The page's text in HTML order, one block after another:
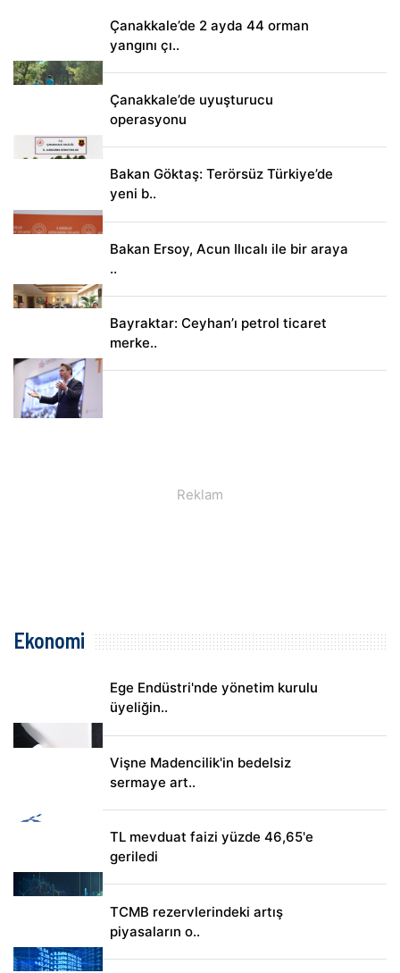
Çanakkale’de 2 ayda 44 orman
yangını çı..
Çanakkale’de uyuşturucu
operasyonu
Bakan Göktaş: Terörsüz Türkiye’de
yeni b..
Bakan Ersoy, Acun Ilıcalı ile bir araya
..
Bayraktar: Ceyhan’ı petrol ticaret
merke..
Ekonomi
Ege Endüstri'nde yönetim kurulu
üyeliğin..
Vişne Madencilik'in bedelsiz
sermaye art..
TL mevduat faizi yüzde 46,65'e
geriledi
TCMB rezervlerindeki artış
piyasaların o..